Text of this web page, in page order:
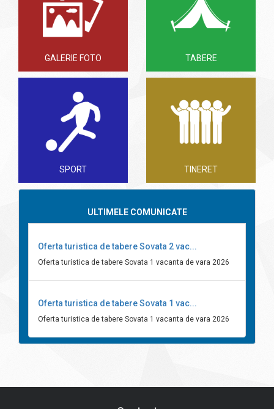
GALERIE FOTO TABERE
SPORT TINERET
ULTIMELE COMUNICATE
Oferta turistica de tabere Sovata 2 vac...
Oferta turistica de tabere Sovata 1 vacanta de vara 2026
Oferta turistica de tabere Sovata 1 vac...
Oferta turistica de tabere Sovata 1 vacanta de vara 2026